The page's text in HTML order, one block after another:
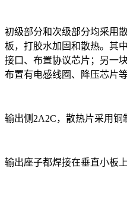
初级部分和次级部分均采用
板，打胶水加固和散热。其
接口、布置协议芯片；另一
布置有电感线圈、降压芯片等
输出侧2A2C，散热片采用铜
输出座子都焊接在垂直小板上